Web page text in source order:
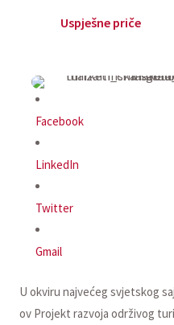
Uspješne priče
Facebook
LinkedIn
Twitter
Gmail
U okviru najvećeg svjetskog
ov Projekt razvoja održivog